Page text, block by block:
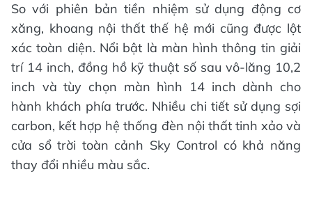
So với phiên bản tiền nhiệm sử dụng động cơ
xăng, khoang nội thất thế hệ mới cũng được lột
xác toàn diện. Nổi bật là màn hình thông tin giải
trí 14 inch, đồng hồ kỹ thuật số sau vô-lăng 10,2
inch và tùy chọn màn hình 14 inch dành cho
hành khách phía trước. Nhiều chi tiết sử dụng sợi
carbon, kết hợp hệ thống đèn nội thất tinh xảo và
cửa sổ trời toàn cảnh Sky Control có khả năng
thay đổi nhiều màu sắc.